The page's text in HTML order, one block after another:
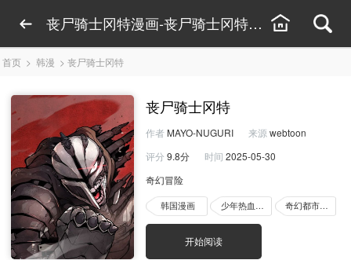
丧尸骑士冈特漫画-丧尸骑士冈特漫画全集-丧尸
首页 > 韩漫 > 丧尸骑士冈特
丧尸骑士冈特
作者 MAYO-NUGURI 来源 webtoon
评分 9.8分 时间 2025-05-30
奇幻冒险
韩国漫画 少年热血漫画 奇幻都市漫画
开始阅读